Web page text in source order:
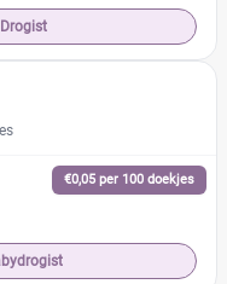
€0,05 per 100 doekjes